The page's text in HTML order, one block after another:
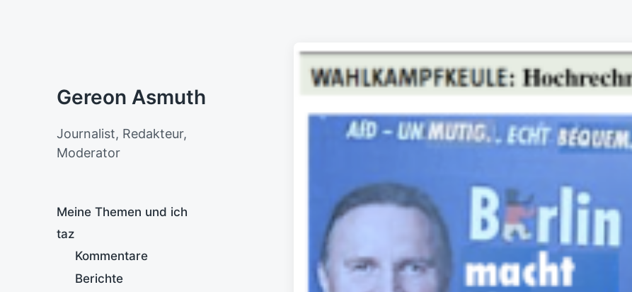
Gereon Asmuth
Journalist, Redakteur,
Moderator
Meine Themen und ich
taz
Kommentare
Berichte